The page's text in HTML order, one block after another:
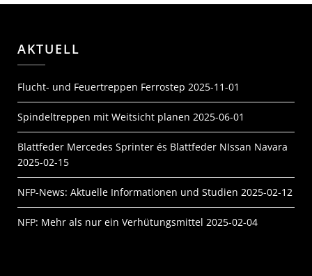
AKTUELL
Flucht- und Feuertreppen Ferrostep 2025-11-01
Spindeltreppen mit Weitsicht planen 2025-06-01
Blattfeder Mercedes Sprinter és Blattfeder NIssan Navara
2025-02-15
NFP-News: Aktuelle Informationen und Studien 2025-02-12
NFP: Mehr als nur ein Verhütungsmittel 2025-02-04